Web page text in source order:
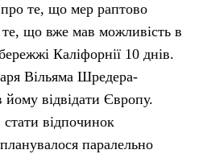
те, що мер раптово
що вже мав можливість в
Каліфорнії 10 днів.
Вільяма Шредера-
відвідати Європу.
відпочинок
паралельно